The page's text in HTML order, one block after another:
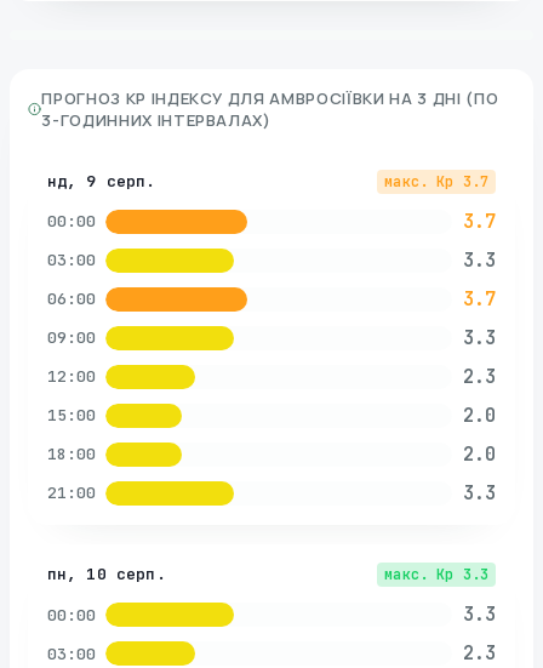
ПРОГНОЗ KP ІНДЕКСУ ДЛЯ АМВРОСІЇВКИ НА 3 ДНІ (ПО
3-ГОДИННИХ ІНТЕРВАЛАХ)
нд, 9 серп. макс. Kp 3.7
00:00 3.7
03:00 3.3
06:00 3.7
09:00 3.3
12:00 2.3
15:00 2.0
18:00 2.0
21:00 3.3
пн, 10 серп. макс. Kp 3.3
00:00 3.3
03:00 2.3